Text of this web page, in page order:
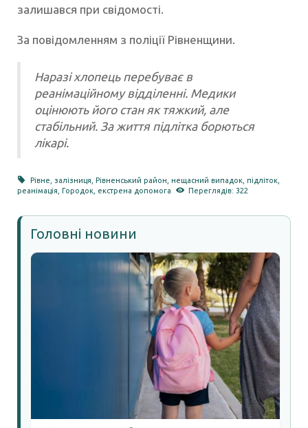
залишався при свідомості.
За повідомленням з поліції Рівненщини.
Наразі хлопець перебуває в
реанімаційному відділенні. Медики
оцінюють його стан як тяжкий, але
стабільний. За життя підлітка борються
лікарі.
Рівне ,залізниця ,Рівненський район ,нещасний випадок ,підліток
реанімація
Городок екстрена допомога Переглядів: 322
Головні новини